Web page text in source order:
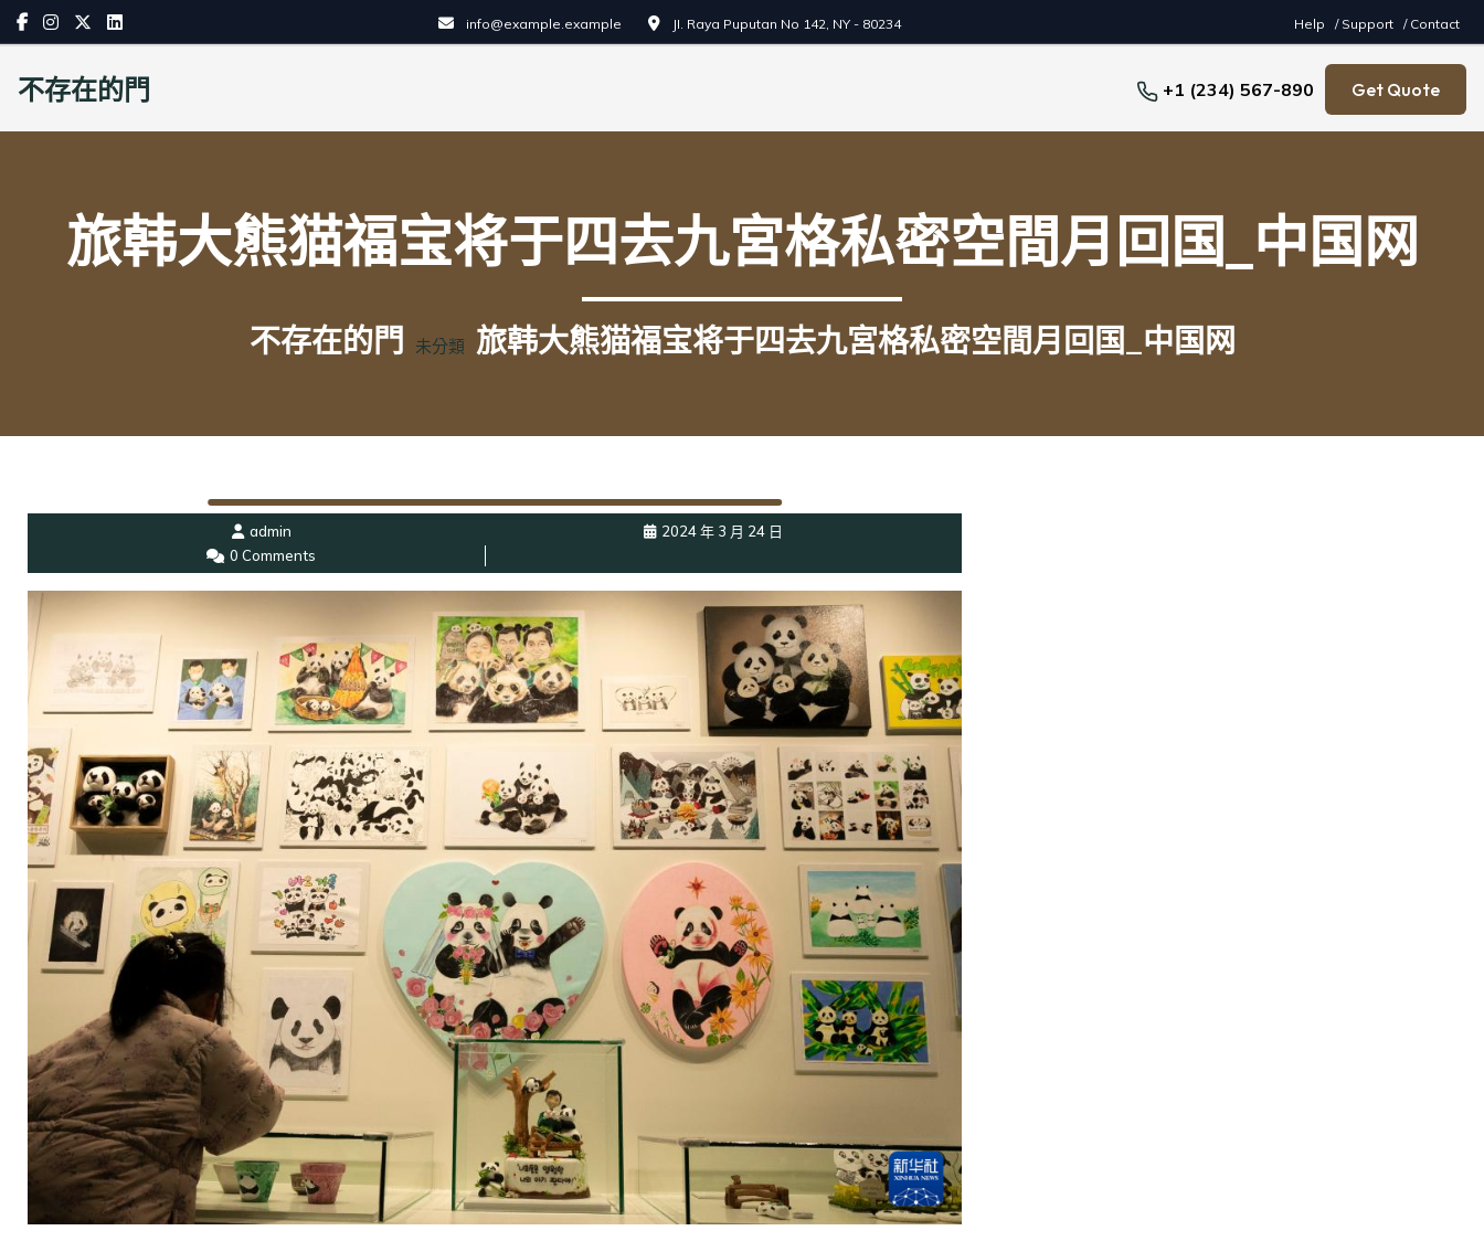
Skip
info@example.example JI. Raya Puputan No 142, NY - 80234 Help / Support / Contact
不存在的門 +1 (234) 567-890 Get Quote
旅韩大熊猫福宝将于四去九宮格私密空間月回国_中国网
不存在的門 未分類 旅韩大熊猫福宝将于四去九宮格私密空間月回国_中国网
admin
2024 年 3 月 24 日
0 Comments